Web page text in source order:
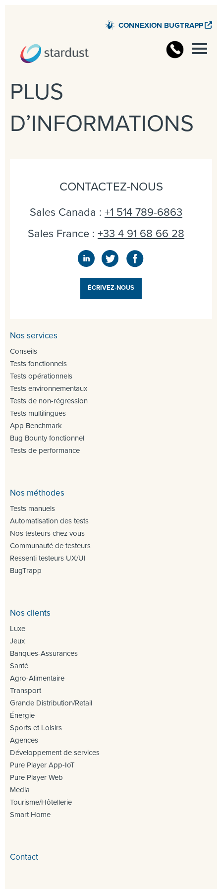
CONNEXION BUGTRAPP
PLUS
D’INFORMATIONS
CONTACTEZ-NOUS
Sales Canada : +1 514 789-6863
Sales France : +33 4 91 68 66 28
ÉCRIVEZ-NOUS
Nos services
Conseils
Tests fonctionnels
Tests opérationnels
Tests environnementaux
Tests de non-régression
Tests multilingues
App Benchmark
Bug Bounty fonctionnel
Tests de performance
Nos méthodes
Tests manuels
Automatisation des tests
Nos testeurs chez vous
Communauté de testeurs
Ressenti testeurs UX/UI
BugTrapp
Nos clients
Luxe
Jeux
Banques-Assurances
Santé
Agro-Alimentaire
Transport
Grande Distribution/Retail
Énergie
Sports et Loisirs
Agences
Développement de services
Pure Player App-IoT
Pure Player Web
Media
Tourisme/Hôtellerie
Smart Home
Contact